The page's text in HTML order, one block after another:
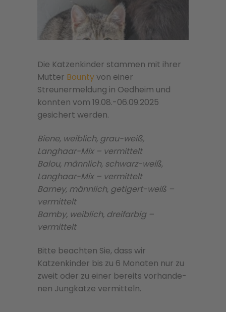
Die Katzenkinder stammen mit ihrer
Mutter Bountyvon einer
Streunermeldung in Oedheim und
konnten vom 19.08.-06.09.2025
gesichert werden.
Biene, weiblich, grau-weiß,
Langhaar-Mix – vermittelt
Balou, männlich, schwarz-weiß,
Langhaar-Mix – vermittelt
Barney, männlich, getigert-weiß –
vermittelt
Bamby, weiblich, dreifarbig –
vermittelt
Bitte beachten Sie, dass wir
Katzenkinder bis zu 6 Monaten nur zu
zweit oder zu einer bere­its vorhan­de­
nen Jungkatze ver­mit­teln.